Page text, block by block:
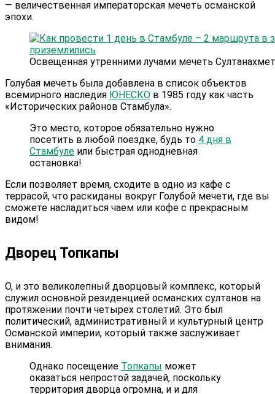
— величественная императорская мечеть османской
эпохи.
Освещенная утренними лучами мечеть
Голубая мечеть была добавлена в список объектов
всемирного наследия ЮНЕСКО в 1985 году как часть
«Исторических районов Стамбула».
Это место, которое обязательно нужно
посетить в любой поездке, будь то 4 дня в
Стамбуле или быстрая однодневная
остановка!
Если позволяет время, сходите в одно из кафе с
террасой, что раскиданы вокруг Голубой мечети, где вы
сможете насладиться чаем или кофе с прекрасным
видом!
Дворец Топкапы
О, и это великолепный дворцовый комплекс, который
служил основной резиденцией османских султанов на
протяжении почти четырех столетий. Это был
политический, административный и культурный центр
Османской империи, который также заслуживает
внимания.
Однако посещение Топкапы может
оказаться непростой задачей, поскольку
территория дворца огромна, и и для